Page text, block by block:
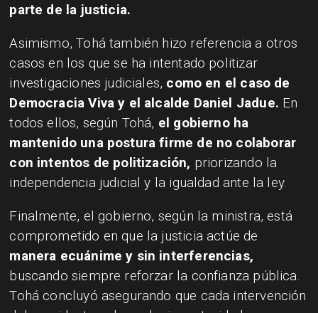
parte de la justicia.
Asimismo, Tohá también hizo referencia a otros
casos en los que se ha intentado politizar
investigaciones judiciales, como en el caso de
Democracia Viva y el alcalde Daniel Jadue. En
todos ellos, según Tohá, el gobierno ha
mantenido una postura firme de no colaborar
con intentos de politización, priorizando la
independencia judicial y la igualdad ante la ley.
Finalmente, el gobierno, según la ministra, está
comprometido en que la justicia actúe de
manera ecuánime y sin interferencias,
buscando siempre reforzar la confianza pública.
Tohá concluyó asegurando que cada intervención